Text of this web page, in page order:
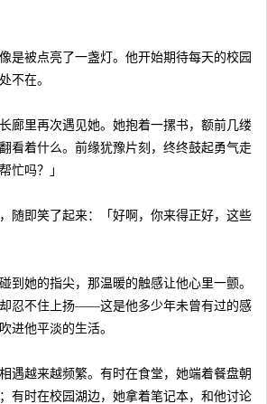
是被点亮了一盏灯。他开始期待每天的校园
不在。
廊里再次遇见她。她抱着一摞书，额前几缕
看着什么。前缘犹豫片刻，终终鼓起勇气走
忙吗？」
随即笑了起来：「好啊，你来得正好，这些
到她的指尖，那温暖的触感让他心里一颤。
忍不住上扬——这是他多少年未曾有过的感
进他平淡的生活。
遇越来越频繁。有时在食堂，她端着餐盘朝
有时在校园湖边，她拿着笔记本，和他讨论